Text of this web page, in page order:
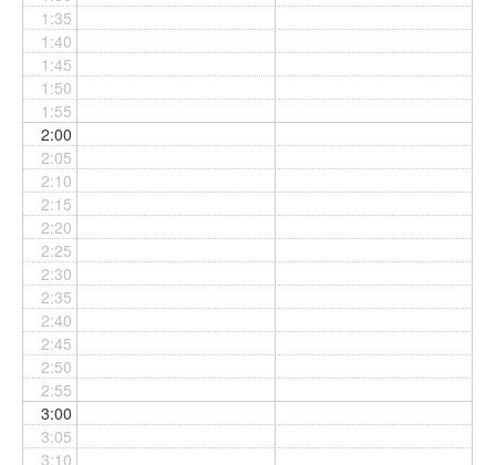
1:35
1:40
1:45
1:50
1:55
2:00
2:05
2:10
2:15
2:20
2:25
2:30
2:35
2:40
2:45
2:50
2:55
3:00
3:05
3:10